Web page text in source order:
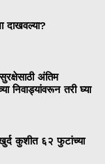
दाखवल्या?
अंतिम
निवाड्यांवरून तरी घ्या
कुशीत ६२ फुटांच्या